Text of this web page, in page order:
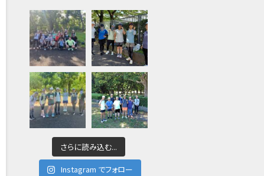
さらに読み込む...
Instagram でフォロー